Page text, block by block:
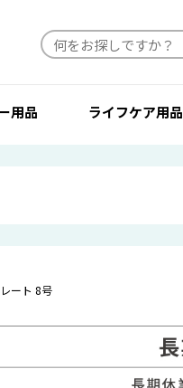
検索
用品 ライフケア用品
ート 8号